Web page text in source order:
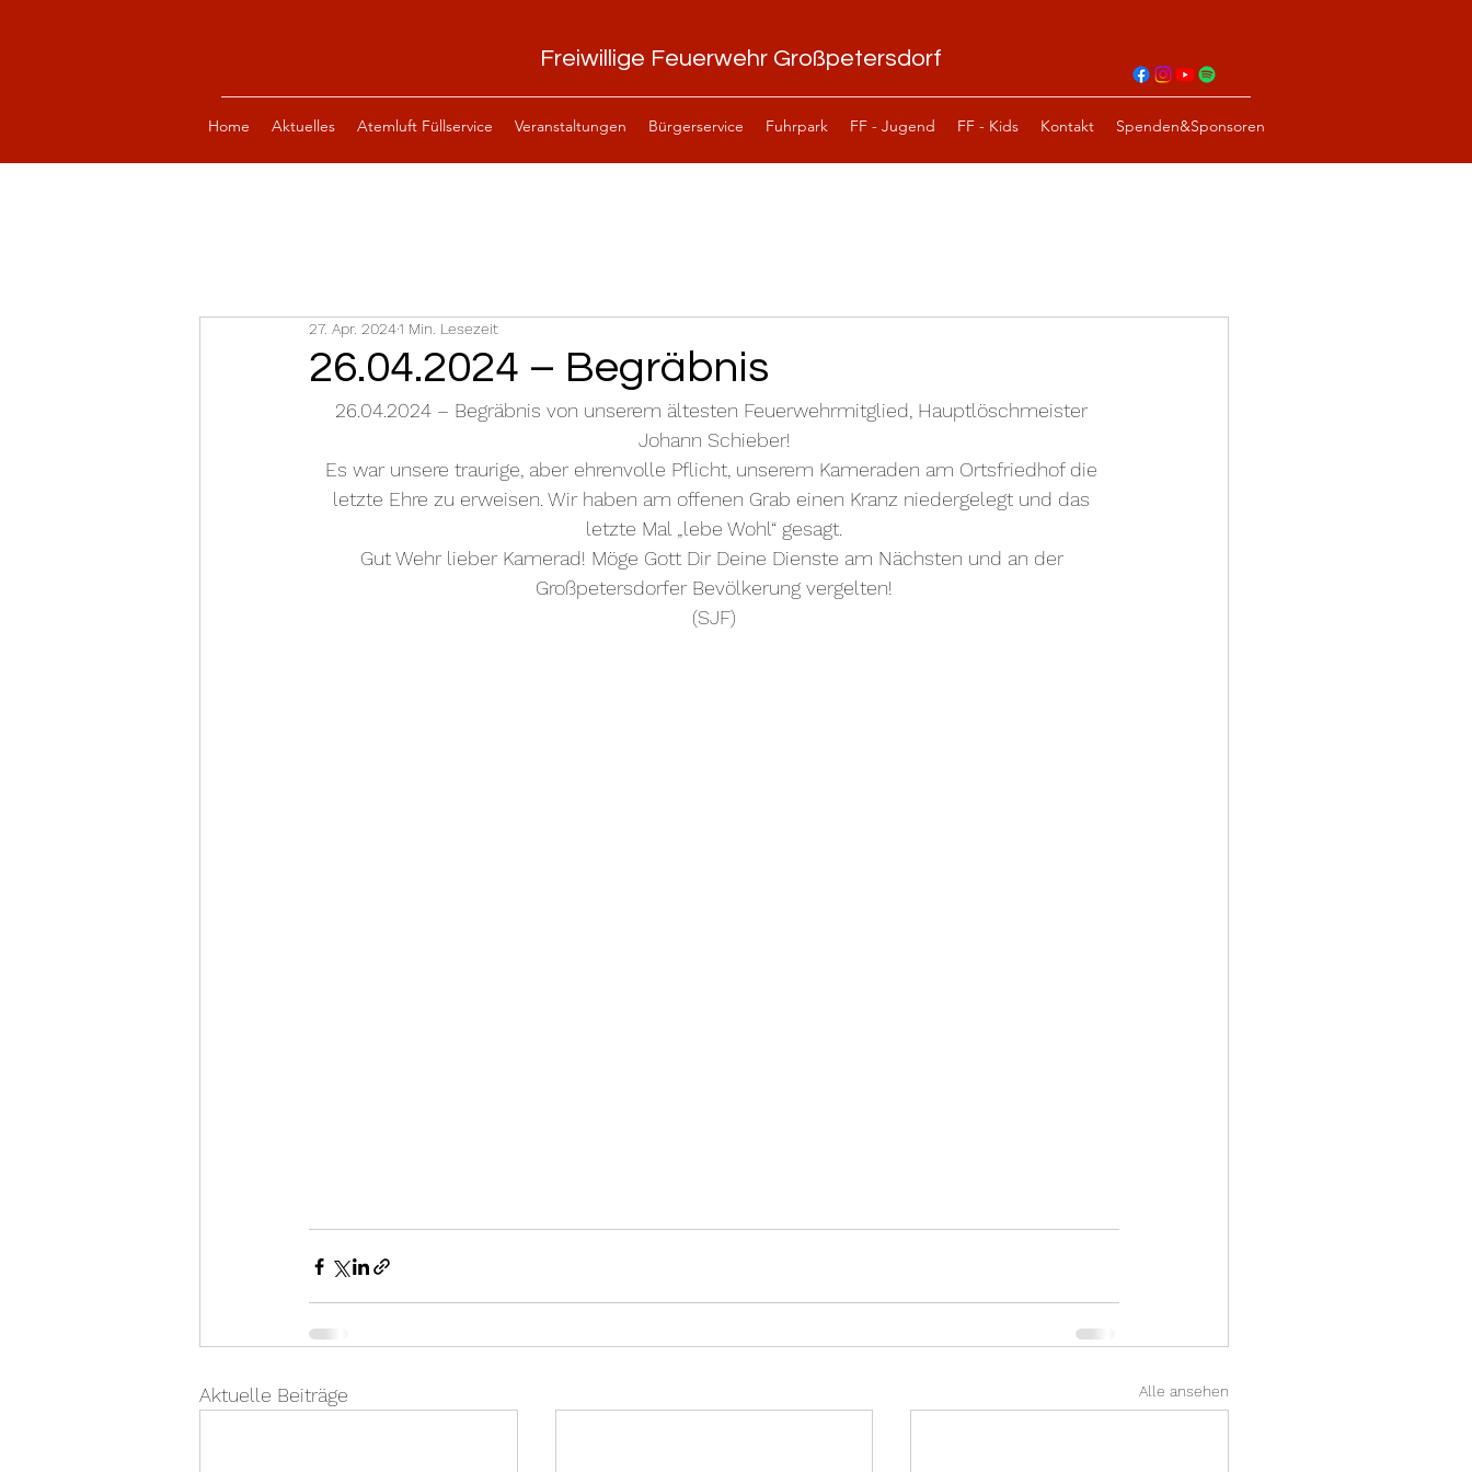
Freiwillige Feuerwehr Großpetersdorf
Home Aktuelles Atemluft Füllservice Veranstaltungen Bürgerservice Fuhrpark FF - Jugend FF - Kids Kontakt Spenden&Sponsoren
26.04.2024 – Begräbnis
27. Apr. 20241 Min. Lesezeit
26.04.2024 – Begräbnis von unserem ältesten Feuerwehrmitglied, Hauptlöschmeister
Johann Schieber!
Es war unsere traurige, aber ehrenvolle Pflicht, unserem Kameraden am Ortsfriedhof die
letzte Ehre zu erweisen. Wir haben am offenen Grab einen Kranz niedergelegt und das
letzte Mal „lebe Wohl“ gesagt.
Gut Wehr lieber Kamerad! Möge Gott Dir Deine Dienste am Nächsten und an der
Großpetersdorfer Bevölkerung vergelten!
(SJF)
Aktuelle Beiträge Alle ansehen